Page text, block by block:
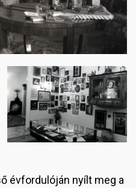
Image
évfordulóján nyílt meg a